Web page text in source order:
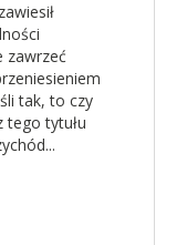
zawrzeć
tak, to czy
tego tytułu